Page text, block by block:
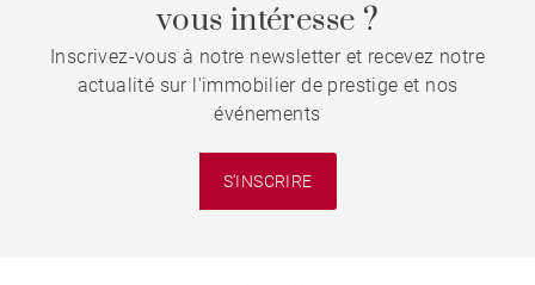
vous intéresse ?
Inscrivez-vous à notre newsletter et recevez notre
actualité sur l'immobilier de prestige et nos
événements
S'INSCRIRE